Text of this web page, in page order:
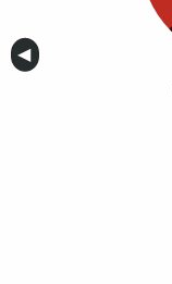
Anterior
◀︎